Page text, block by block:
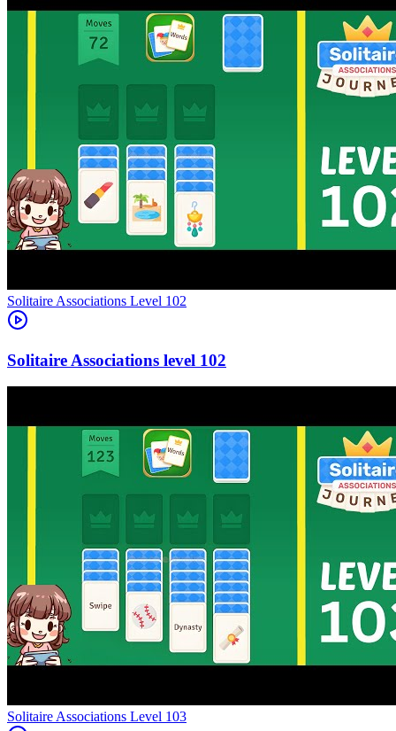
Level 102
102
Level 103